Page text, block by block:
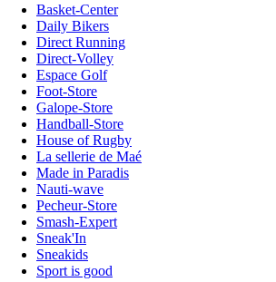
Basket-Center
Daily Bikers
Direct Running
Direct-Volley
Espace Golf
Foot-Store
Galope-Store
Handball-Store
House of Rugby
La sellerie de Maé
Made in Paradis
Nauti-wave
Pecheur-Store
Smash-Expert
Sneak'In
Sneakids
Sport is good